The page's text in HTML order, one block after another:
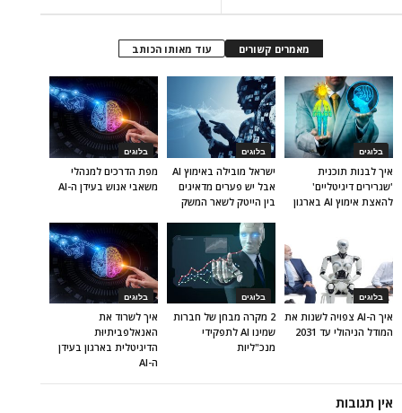
מאמרים קשורים עוד מאותו הכותב
בלוגים
מפת הדרכים למנהלי
משאבי אנוש בעידן ה-AI
בלוגים
ישראל מובילה באימוץ AI
אבל יש פערים מדאיגים
בין הייטק לשאר המשק
בלוגים
איך לבנות תוכנית
'שגרירים דיגיטליים'
להאצת אימוץ AI בארגון
בלוגים
איך לשרוד את
האנאלפביתיוּת
הדיגיטלית בארגון בעידן
ה-AI
בלוגים
2 מקרה מבחן של חברות
שמינו AI לתפקידי
מנכ"ליות
בלוגים
איך ה-AI צפויה לשנות את
המודל הניהולי עד 2031
אין תגובות